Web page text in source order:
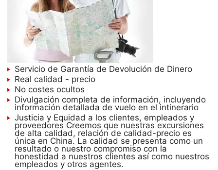
Servicio de Garantía de Devolución de Dinero
Real calidad - precio
No costes ocultos
Divulgación completa de información, incluyendo
información detallada de vuelo en el intinerario
Justicia y Equidad a los clientes, empleados y
proveedores Creemos que nuestras excursiones
de alta calidad, relación de calidad-precio es
única en China. La calidad se presenta como un
resultado o nuestro compromiso con la
honestidad a nuestros clientes así como nuestros
empleados y otros agentes.